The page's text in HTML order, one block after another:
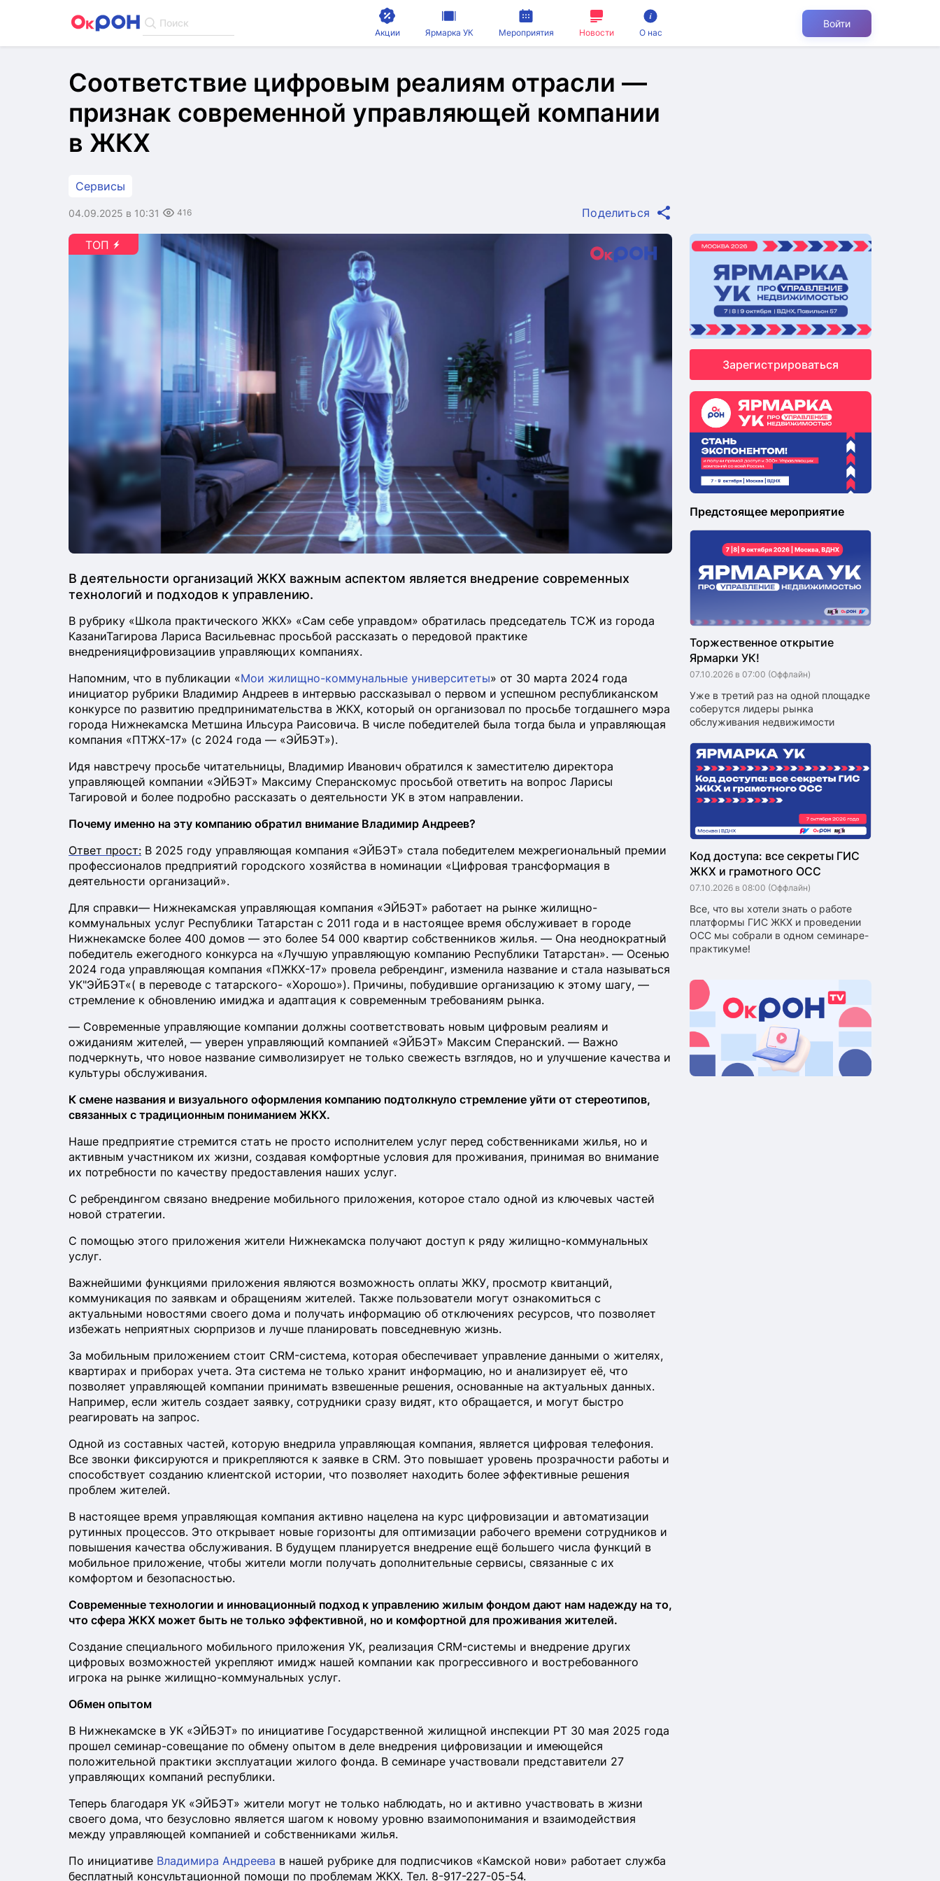
Поиск
Акции Ярмарка УК Мероприятия Новости О нас
Войти
Соответствие цифровым реалиям отрасли —
признак современной управляющей компании
в ЖКХ
Сервисы
04.09.2025 в 10:31 416 Поделиться
В деятельности организаций ЖКХ важным аспектом является внедрение современных
технологий и подходов к управлению.
В рубрику «Школа практического ЖКХ» «Сам себе управдом» обратилась председатель ТСЖ из города
КазаниТагирова Лариса Васильевнас просьбой рассказать о передовой практике
внедренияцифровизациив управляющих компаниях.
Напомним, что в публикации «Мои жилищно-коммунальные университеты» от 30 марта 2024 года
инициатор рубрики Владимир Андреев в интервью рассказывал о первом и успешном республиканском
конкурсе по развитию предпринимательства в ЖКХ, который он организовал по просьбе тогдашнего мэра
города Нижнекамска Метшина Ильсура Раисовича. В числе победителей была тогда была и управляющая
компания «ПТЖХ-17» (с 2024 года — «ЭЙБЭТ»).
Идя навстречу просьбе читательницы, Владимир Иванович обратился к заместителю директора
управляющей компании «ЭЙБЭТ» Максиму Сперанскомус просьбой ответить на вопрос Ларисы
Тагировой и более подробно рассказать о деятельности УК в этом направлении.
Почему именно на эту компанию обратил внимание Владимир Андреев?
Ответ прост: В 2025 году управляющая компания «ЭЙБЭТ» стала победителем межрегиональный премии
профессионалов предприятий городского хозяйства в номинации «Цифровая трансформация в
деятельности организаций».
Для справки— Нижнекамская управляющая компания «ЭЙБЭТ» работает на рынке жилищно-
коммунальных услуг Республики Татарстан с 2011 года и в настоящее время обслуживает в городе
Нижнекамске более 400 домов — это более 54 000 квартир собственников жилья. — Она неоднократный
победитель ежегодного конкурса на «Лучшую управляющую компанию Республики Татарстан». — Осенью
2024 года управляющая компания «ПЖКХ-17» провела ребрендинг, изменила название и стала называться
УК"ЭЙБЭТ«( в переводе с татарского- «Хорошо»). Причины, побудившие организацию к этому шагу, —
стремление к обновлению имиджа и адаптация к современным требованиям рынка.
— Современные управляющие компании должны соответствовать новым цифровым реалиям и
ожиданиям жителей, — уверен управляющий компанией «ЭЙБЭТ» Максим Сперанский. — Важно
подчеркнуть, что новое название символизирует не только свежесть взглядов, но и улучшение качества и
культуры обслуживания.
К смене названия и визуального оформления компанию подтолкнуло стремление уйти от стереотипов,
связанных с традиционным пониманием ЖКХ.
Наше предприятие стремится стать не просто исполнителем услуг перед собственниками жилья, но и
активным участником их жизни, создавая комфортные условия для проживания, принимая во внимание
их потребности по качеству предоставления наших услуг.
С ребрендингом связано внедрение мобильного приложения, которое стало одной из ключевых частей
новой стратегии.
С помощью этого приложения жители Нижнекамска получают доступ к ряду жилищно-коммунальных
услуг.
Важнейшими функциями приложения являются возможность оплаты ЖКУ, просмотр квитанций,
коммуникация по заявкам и обращениям жителей. Также пользователи могут ознакомиться с
актуальными новостями своего дома и получать информацию об отключениях ресурсов, что позволяет
избежать неприятных сюрпризов и лучше планировать повседневную жизнь.
За мобильным приложением стоит CRM-система, которая обеспечивает управление данными о жителях,
квартирах и приборах учета. Эта система не только хранит информацию, но и анализирует её, что
позволяет управляющей компании принимать взвешенные решения, основанные на актуальных данных.
Например, если житель создает заявку, сотрудники сразу видят, кто обращается, и могут быстро
реагировать на запрос.
Одной из составных частей, которую внедрила управляющая компания, является цифровая телефония.
Все звонки фиксируются и прикрепляются к заявке в CRM. Это повышает уровень прозрачности работы и
способствует созданию клиентской истории, что позволяет находить более эффективные решения
проблем жителей.
В настоящее время управляющая компания активно нацелена на курс цифровизации и автоматизации
рутинных процессов. Это открывает новые горизонты для оптимизации рабочего времени сотрудников и
повышения качества обслуживания. В будущем планируется внедрение ещё большего числа функций в
мобильное приложение, чтобы жители могли получать дополнительные сервисы, связанные с их
комфортом и безопасностью.
Современные технологии и инновационный подход к управлению жилым фондом дают нам надежду на то,
что сфера ЖКХ может быть не только эффективной, но и комфортной для проживания жителей.
Создание специального мобильного приложения УК, реализация CRM-системы и внедрение других
цифровых возможностей укрепляют имидж нашей компании как прогрессивного и востребованного
игрока на рынке жилищно-коммунальных услуг.
Обмен опытом
В Нижнекамске в УК «ЭЙБЭТ» по инициативе Государственной жилищной инспекции РТ 30 мая 2025 года
прошел семинар-совещание по обмену опытом в деле внедрения цифровизации и имеющейся
положительной практики эксплуатации жилого фонда. В семинаре участвовали представители 27
управляющих компаний республики.
Теперь благодаря УК «ЭЙБЭТ» жители могут не только наблюдать, но и активно участвовать в жизни
своего дома, что безусловно является шагом к новому уровню взаимопонимания и взаимодействия
между управляющей компанией и собственниками жилья.
По инициативе Владимира Андреева в нашей рубрике для подписчиков «Камской нови» работает служба
бесплатный консультационной помощи по проблемам ЖКХ. Тел. 8-917-227-05-54.
Зарегистрироваться
Предстоящее мероприятие
Торжественное открытие
Ярмарки УК!
07.10.2026 в 07:00 (Оффлайн)
Уже в третий раз на одной площадке
соберутся лидеры рынка
обслуживания недвижимости
Код доступа: все секреты ГИС
ЖКХ и грамотного ОСС
07.10.2026 в 08:00 (Оффлайн)
Все, что вы хотели знать о работе
платформы ГИС ЖКХ и проведении
ОСС мы собрали в одном семинаре-
практикуме!